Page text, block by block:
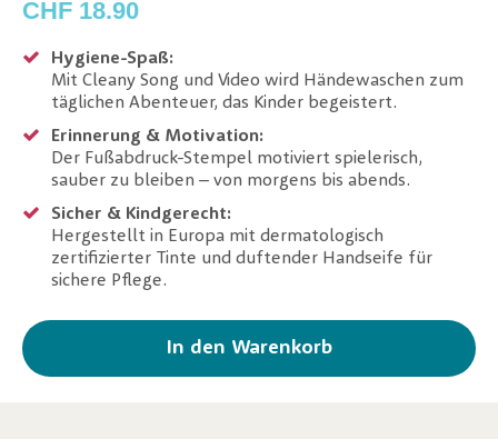
CHF 18.90
Hygiene-Spaß:
Mit Cleany Song und Video wird Händewaschen zum
täglichen Abenteuer, das Kinder begeistert.
Erinnerung & Motivation:
Der Fußabdruck-Stempel motiviert spielerisch,
sauber zu bleiben – von morgens bis abends.
Sicher & Kindgerecht:
Hergestellt in Europa mit dermatologisch
zertifizierter Tinte und duftender Handseife für
sichere Pflege.
In den Warenkorb